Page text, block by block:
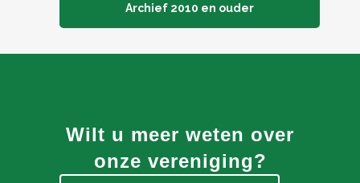
Archief 2010 en ouder
Wilt u meer weten over
onze vereniging?